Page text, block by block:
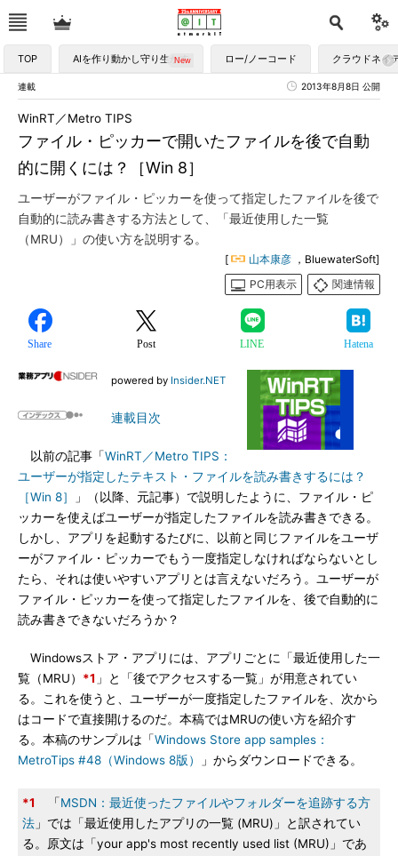
TOP AIを作り動かし守り生かす ロー/ノーコード クラウドネイ
連載 2013年8月8日 公開
ファイル・ピッカーで開いたファイルを後で自動
的に開くには？［Win 8］
WinRT／Metro TIPS
ユーザーがファイル・ピッカーを使って指定したファイルを後で
自動的に読み書きする方法として、「最近使用した一覧
（MRU）」の使い方を説明する。
[ 山本康彦 ，BluewaterSoft]
PC用表示
関連情報
Share Post LINE Hatena
powered by Insider.NET
連載目次
以前の記事「WinRT／Metro TIPS：
ユーザーが指定したテキスト・ファイルを読み書きするには？
［Win 8］
」（以降、元記事）で説明したように、ファイル・ピ
ッカーを使えばユーザーが指定したファイルを読み書きできる。
しかし、アプリを起動するたびに、以前と同じファイルをユーザ
ーがファイル・ピッカーでもう一度指定しなければならないとし
たら、それは使いやすいアプリとは言えないだろう。ユーザーが
ファイル・ピッカーを使って指定したファイルを、後で自動的に
読み書きできないだろうか？
Windowsストア・アプリには、アプリごとに「最近使用した一
覧（MRU） *1 」と「後でアクセスする一覧」が用意されてい
る。これを使うと、ユーザーが一度指定したファイルを、次から
はコードで直接開けるのだ。本稿ではMRUの使い方を紹介す
る。本稿のサンプルは「Windows Store app samples：
MetroTips #48（Windows 8版）
」からダウンロードできる。
*1 「MSDN：最近使ったファイルやフォルダーを追跡する方
法 」では「最近使用したアプリの一覧 (MRU)」と訳されてい
る。原文は「your app's most recently used list (MRU)」であ